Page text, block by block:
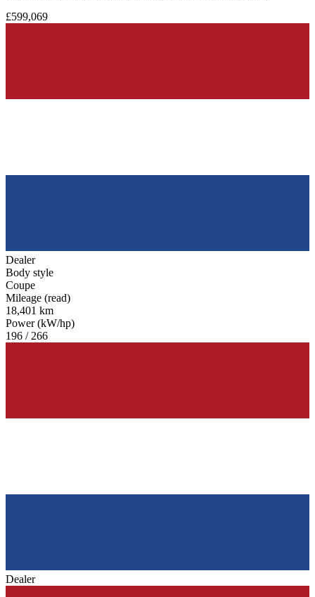
£599,069
Dealer
Body style
Coupe
Mileage (read)
18,401 km
Power (kW/hp)
196 / 266
Dealer